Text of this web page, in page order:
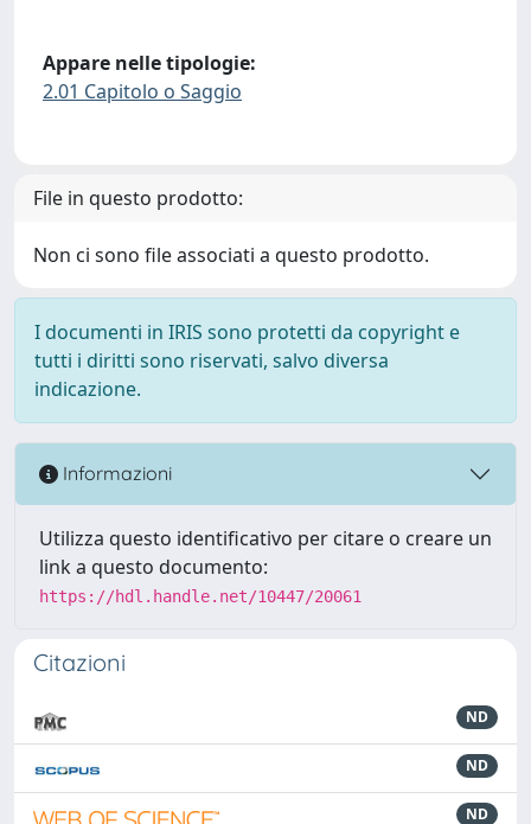
Appare nelle tipologie:
2.01 Capitolo o Saggio
File in questo prodotto:
Non ci sono file associati a questo prodotto.
I documenti in IRIS sono protetti da copyright e
tutti i diritti sono riservati, salvo diversa
indicazione.
Informazioni
Utilizza questo identificativo per citare o creare un
link a questo documento:
https://hdl.handle.net/10447/20061
Citazioni
ND
ND
ND